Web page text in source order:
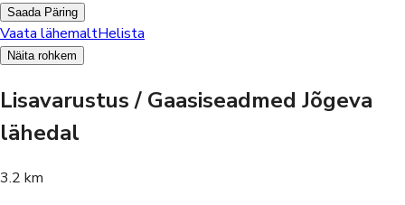
Saada Päring
Vaata lähemaltHelista
Näita rohkem
Lisavarustus / Gaasiseadmed Jõgeva
lähedal
3.2 km